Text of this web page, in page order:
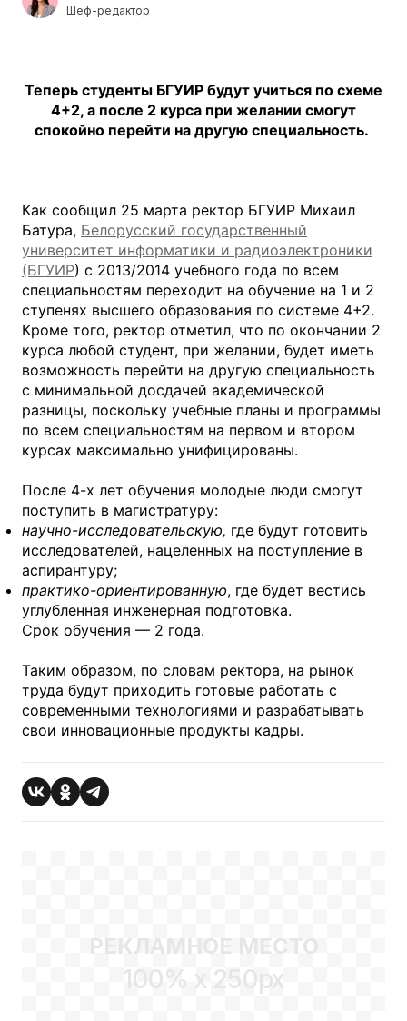
Шеф-редактор
Теперь студенты БГУИР будут учиться по схеме
4+2, а после 2 курса при желании смогут
спокойно перейти на другую специальность.
Как сообщил 25 марта ректор БГУИР Михаил
Батура, Белорусский государственный
университет информатики и радиоэлектроники
(БГУИР) с 2013/2014 учебного года по всем
специальностям переходит на обучение на 1 и 2
ступенях высшего образования по системе 4+2.
Кроме того, ректор отметил, что по окончании 2
курса любой студент, при желании, будет иметь
возможность перейти на другую специальность
с минимальной досдачей академической
разницы, поскольку учебные планы и программы
по всем специальностям на первом и втором
курсах максимально унифицированы.
После 4-х лет обучения молодые люди смогут
поступить в магистратуру:
научно-исследовательскую, где будут готовить
исследователей, нацеленных на поступление в
аспирантуру;
практико-ориентированную, где будет вестись
углубленная инженерная подготовка.
Срок обучения — 2 года.
Таким образом, по словам ректора, на рынок
труда будут приходить готовые работать с
современными технологиями и разрабатывать
свои инновационные продукты кадры.
РЕКЛАМНОЕ МЕСТО
100% x 250px